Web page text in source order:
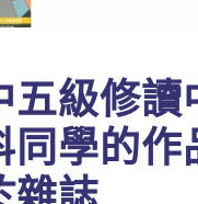
五級修讀
同學的作